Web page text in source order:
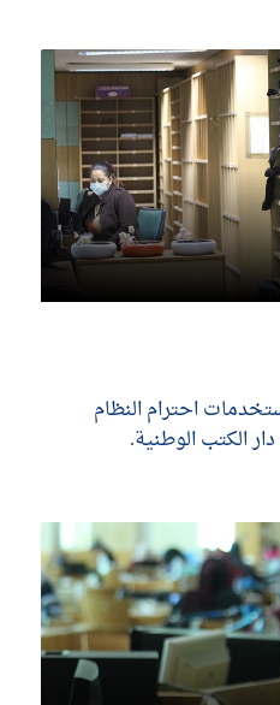
احترام النظام
الكتب الوطنية.